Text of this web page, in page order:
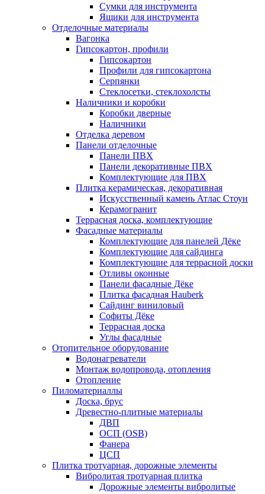
Сумки для инструмента
Ящики для инструмента
Отделочные материалы
Вагонка
Гипсокартон, профили
Гипсокартон
Профили для гипсокартона
Серпянки
Стеклосетки, стеклохолсты
Наличники и коробки
Коробки дверные
Наличники
Отделка деревом
Панели отделочные
Панели ПВХ
Панели декоративные ПВХ
Комплектующие для ПВХ
Плитка керамическая, декоративная
Искусственный камень Атлас Стоун
Керамогранит
Террасная доска, комплектующие
Фасадные материалы
Комплектующие для панелей Дёке
Комплектующие для сайдинга
Комплектующие для террасной доски
Отливы оконные
Панели фасадные Дёке
Плитка фасадная Hauberk
Сайдинг виниловый
Софиты Дёке
Террасная доска
Углы фасадные
Отопительное оборудование
Водонагреватели
Монтаж водопровода, отопления
Отопление
Пиломатериаллы
Доска, брус
Древестно-плитные материалы
ДВП
ОСП (OSB)
Фанера
ЦСП
Плитка тротуарная, дорожные элементы
Вибролитая тротуарная плитка
Дорожные элементы вибролитые